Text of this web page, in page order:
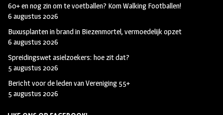
60+ en nog zin om te voetballen? Kom Walking Footballen!
6 augustus 2026
Buxusplanten in brand in Biezenmortel, vermoedelijk opzet
6 augustus 2026
Spreidingswet asielzoekers: hoe zit dat?
5 augustus 2026
Bericht voor de leden van Vereniging 55+
5 augustus 2026